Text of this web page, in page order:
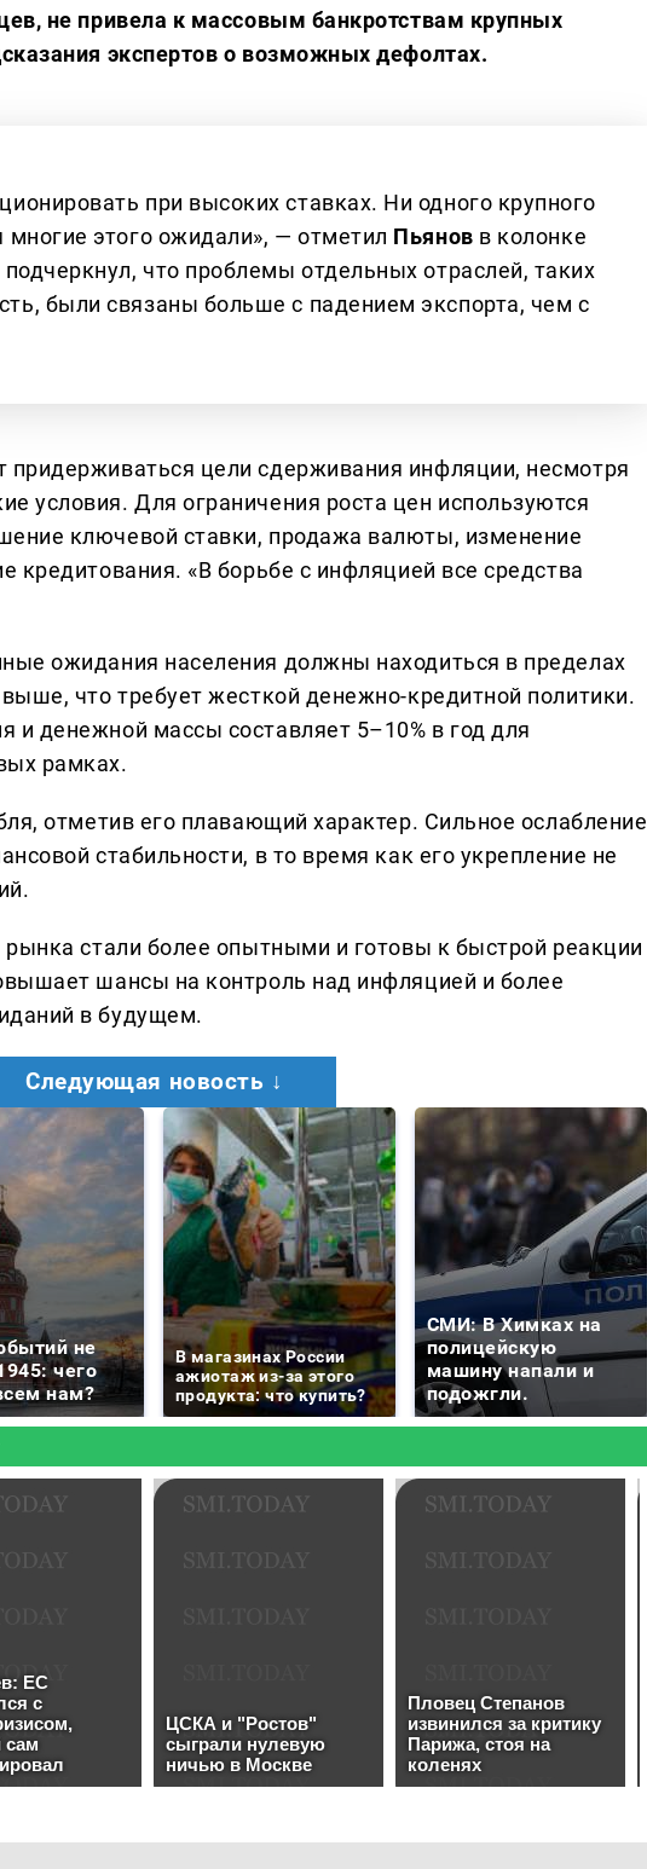
не привела к массовым банкротствам крупных
экспертов о возможных дефолтах.
при высоких ставках. Ни одного крупного
этого ожидали», — отметил Пьянов в колонке
что проблемы отдельных отраслей, таких
были связаны больше с падением экспорта, чем с
придерживаться цели сдерживания инфляции, несмотря
условия. Для ограничения роста цен используются
ключевой ставки, продажа валюты, изменение
кредитования. «В борьбе с инфляцией все средства
ожидания населения должны находиться в пределах
что требует жесткой денежно-кредитной политики.
и денежной массы составляет 5–10% в год для
рамках.
отметив его плавающий характер. Сильное ослабление
стабильности, в то время как его укрепление не
рынка стали более опытными и готовы к быстрой реакции
шансы на контроль над инфляцией и более
в будущем.
Следующая новость ↓
не
чего
нам?
В магазинах России
ажиотаж из-за этого
продукта: что купить?
СМИ: В Химках на
полицейскую
машину напали и
подожгли.